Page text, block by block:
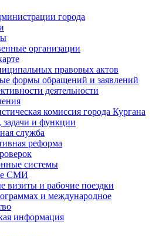
города
организации
правовых актов
формы обращений и заявлений
деятельности
комиссия города Кургана
и функции
служба
реформа
системы
СМИ
визиты и рабочие поездки
и международное
информация